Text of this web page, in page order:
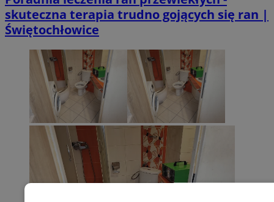
skuteczna terapia trudno gojących się ran |
Świętochłowice